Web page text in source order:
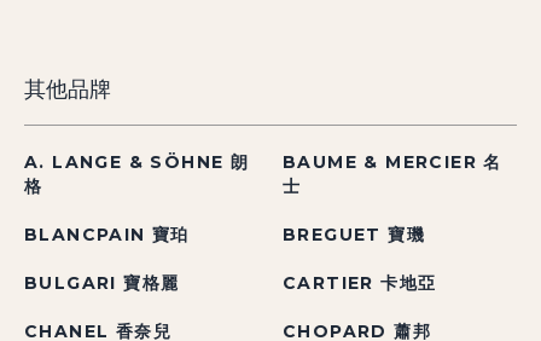
其他品牌
A. LANGE & SÖHNE 朗
格
BAUME & MERCIER 名
士
BLANCPAIN 寶珀 BREGUET 寶璣
BULGARI 寶格麗 CARTIER 卡地亞
CHANEL 香奈兒 CHOPARD 蕭邦